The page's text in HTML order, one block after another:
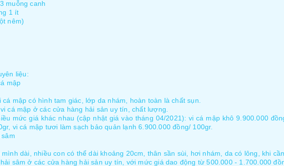
muỗng canh
1 ít
nêm)
liệu:
mập
mập có hình tam giác, lớp da nhám, hoàn toàn là chất sụn.
cá mập ở các cửa hàng hải sản uy tín, chất lượng.
mức giá khác nhau (cập nhật giá vào tháng 04/2021): vi cá mập khô 9.900.000
vi cá mập tươi làm sạch bảo quản lạnh 6.900.000 đồng/ 100gr.
mình dài, nhiều con có thể dài khoảng 20cm, thân sần sùi, hơi nhám, da có lông, khi
sâm ở các cửa hàng hải sản uy tín, với mức giá dao động từ 500.000 - 1.700.000